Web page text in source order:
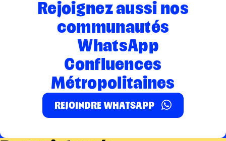
Rejoignez aussi nos
communautés
WhatsApp
Confluences
Métropolitaines
REJOINDRE WHATSAPP